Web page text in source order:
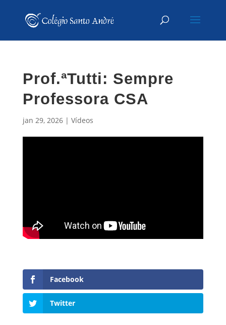
Prof.ªTutti: Sempre
Professora CSA
jan 29, 2026| Vídeos
Facebook
Twitter